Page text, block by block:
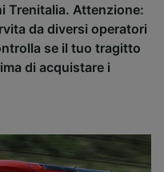
Trenitalia. Attenzione:
da diversi operatori
se il tuo tragitto
di acquistare i